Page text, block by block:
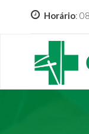
Horário: